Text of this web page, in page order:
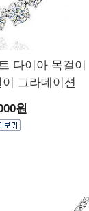
다이아 목걸이
그라데이션
원